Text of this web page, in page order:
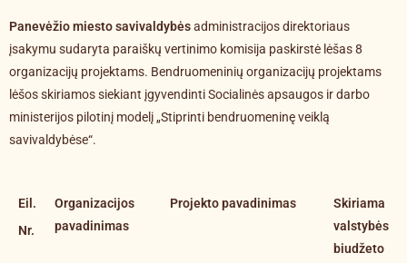
Panevėžio miesto savivaldybėsadministracijos direktoriaus
įsakymu sudaryta paraiškų vertinimo komisija paskirstė lėšas 8
organizacijų projektams. Bendruomeninių organizacijų projektams
lėšos skiriamos siekiant įgyvendinti Socialinės apsaugos ir darbo
ministerijos pilotinį modelį „Stiprinti bendruomeninę veiklą
savivaldybėse“.
Eil.
Nr.
Organizacijos
pavadinimas
Projekto pavadinimas
Skiriama
valstybės
biudžeto